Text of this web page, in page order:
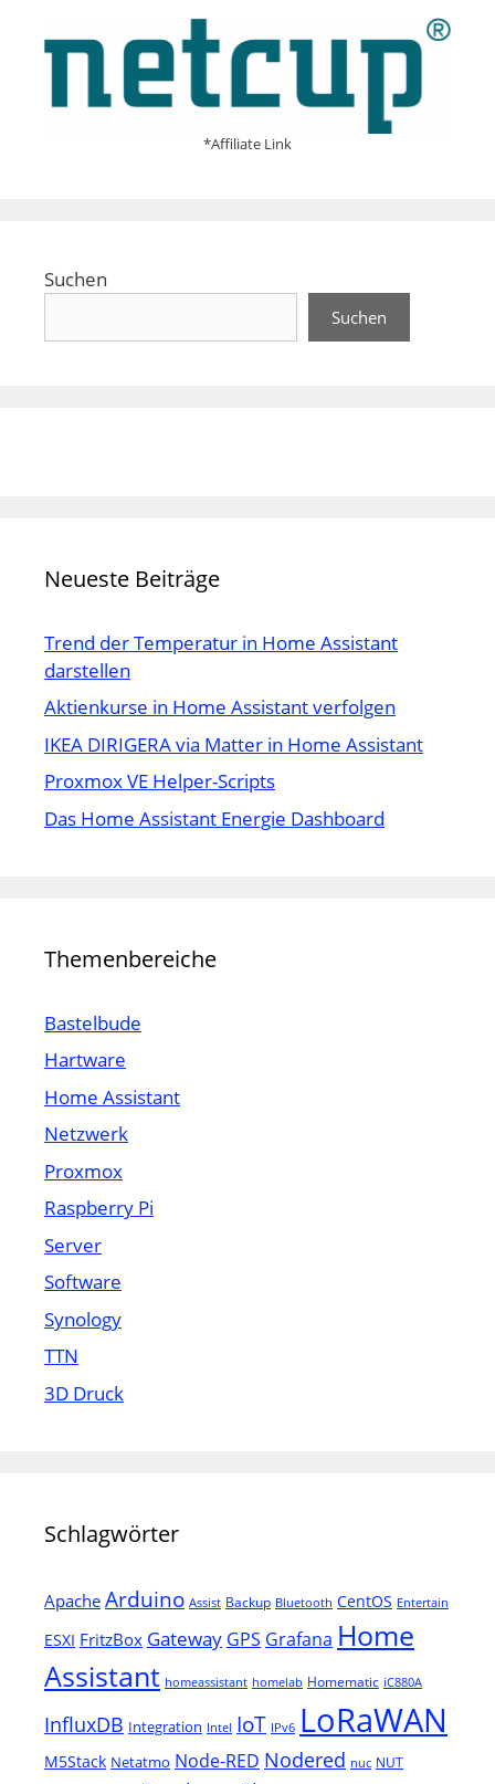
*Affiliate Link
Suchen
Suchen
Neueste Beiträge
Trend der Temperatur in Home Assistant
darstellen
Aktienkurse in Home Assistant verfolgen
IKEA DIRIGERA via Matter in Home Assistant
Proxmox VE Helper-Scripts
Das Home Assistant Energie Dashboard
Themenbereiche
Bastelbude
Hartware
Home Assistant
Netzwerk
Proxmox
Raspberry Pi
Server
Software
Synology
TTN
3D Druck
Schlagwörter
Apache Arduino Assist Backup Bluetooth CentOS Entertain
ESXI FritzBox Gateway GPS Grafana Home
Assistant homeassistant homelab Homematic iC880A
InfluxDB Integration Intel IoT IPv6 LoRaWAN
M5Stack Netatmo Node-RED Nodered nuc NUT